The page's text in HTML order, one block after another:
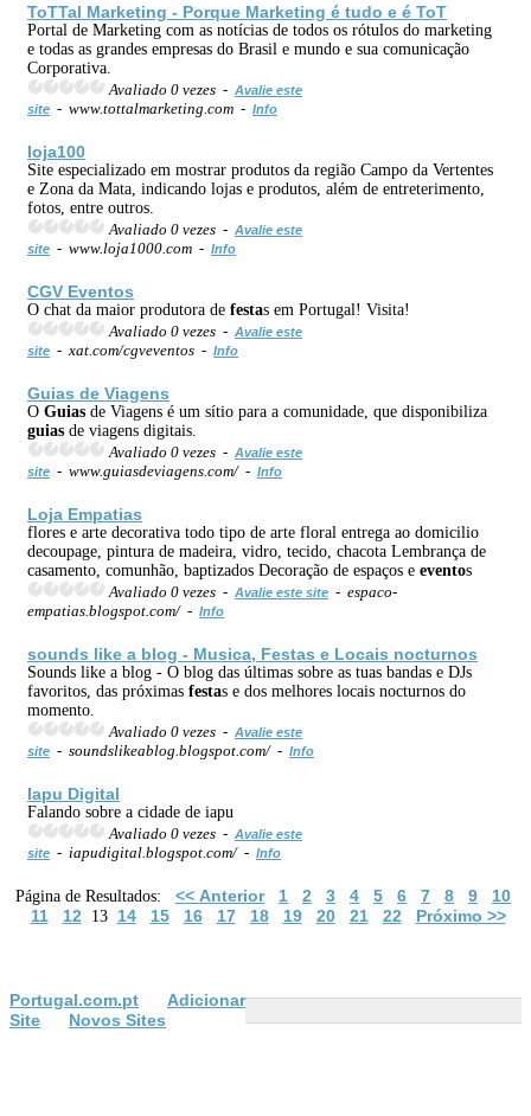
ToTTal Marketing - Porque Marketing é tudo e é ToT
Portal de Marketing com as notícias de todos os rótulos do marketing
e todas as grandes empresas do Brasil e mundo e sua comunicação
Corporativa.
Avaliado 0 vezes - Avalie este
site - www.tottalmarketing.com - Info
loja100
Site especializado em mostrar produtos da região Campo da Vertentes
e Zona da Mata, indicando lojas e produtos, além de entreterimento,
fotos, entre outros.
Avaliado 0 vezes - Avalie este
site - www.loja1000.com - Info
CGV Eventos
O chat da maior produtora de festas em Portugal! Visita!
Avaliado 0 vezes - Avalie este
site - xat.com/cgveventos - Info
Guias de Viagens
O Guias de Viagens é um sítio para a comunidade, que disponibiliza
guias de viagens digitais.
Avaliado 0 vezes - Avalie este
site - www.guiasdeviagens.com/ - Info
Loja Empatias
flores e arte decorativa todo tipo de arte floral entrega ao domicilio
decoupage, pintura de madeira, vidro, tecido, chacota Lembrança de
casamento, comunhão, baptizados Decoração de espaços e eventos
Avaliado 0 vezes - Avalie este site - espaco-
empatias.blogspot.com/ - Info
sounds like a blog - Musica, Festas e Locais nocturnos
Sounds like a blog - O blog das últimas sobre as tuas bandas e DJs
favoritos, das próximas festas e dos melhores locais nocturnos do
momento.
Avaliado 0 vezes - Avalie este
site - soundslikeablog.blogspot.com/ - Info
Iapu Digital
Falando sobre a cidade de iapu
Avaliado 0 vezes - Avalie este
site - iapudigital.blogspot.com/ - Info
Página de Resultados: << Anterior 1 2 3 4 5 6 7 8 9
10
11
12 13 14 15 16 17 18 19 20 21 22 Próximo >>
Portugal.com.pt
Adicionar
Site
Novos Sites